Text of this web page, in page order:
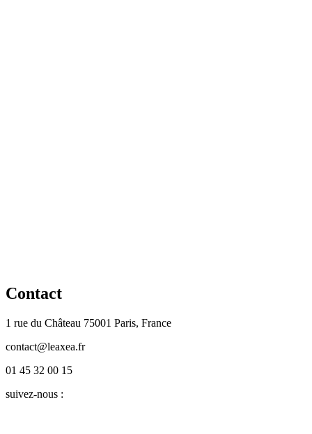
Contact
1 rue du Château 75001 Paris, France
contact@leaxea.fr
01 45 32 00 15
suivez-nous :